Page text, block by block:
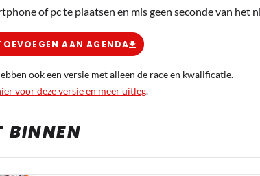
of pc te plaatsen en mis geen seconde van het
AAN AGENDA
ook een versie met alleen de race en kwalificatie.
voor deze versie en meer uitleg.
BINNEN